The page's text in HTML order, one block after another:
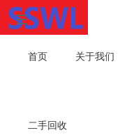
首页 关于我们
二手回收